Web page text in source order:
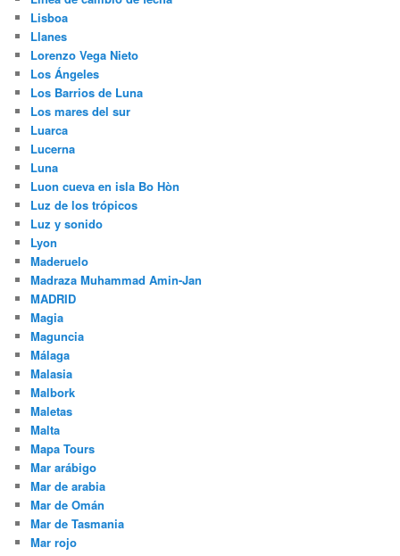
Lisboa
Llanes
Lorenzo Vega Nieto
Los Ángeles
Los Barrios de Luna
Los mares del sur
Luarca
Lucerna
Luna
Luon cueva en isla Bo Hòn
Luz de los trópicos
Luz y sonido
Lyon
Maderuelo
Madraza Muhammad Amin-Jan
MADRID
Magia
Maguncia
Málaga
Malasia
Malbork
Maletas
Malta
Mapa Tours
Mar arábigo
Mar de arabia
Mar de Omán
Mar de Tasmania
Mar rojo